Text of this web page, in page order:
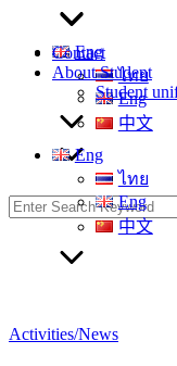
Contact
About Student
Student
Eng
ไทย
Eng
中文
Eng
ไทย
Eng
中文
Search
for:
Activities/News